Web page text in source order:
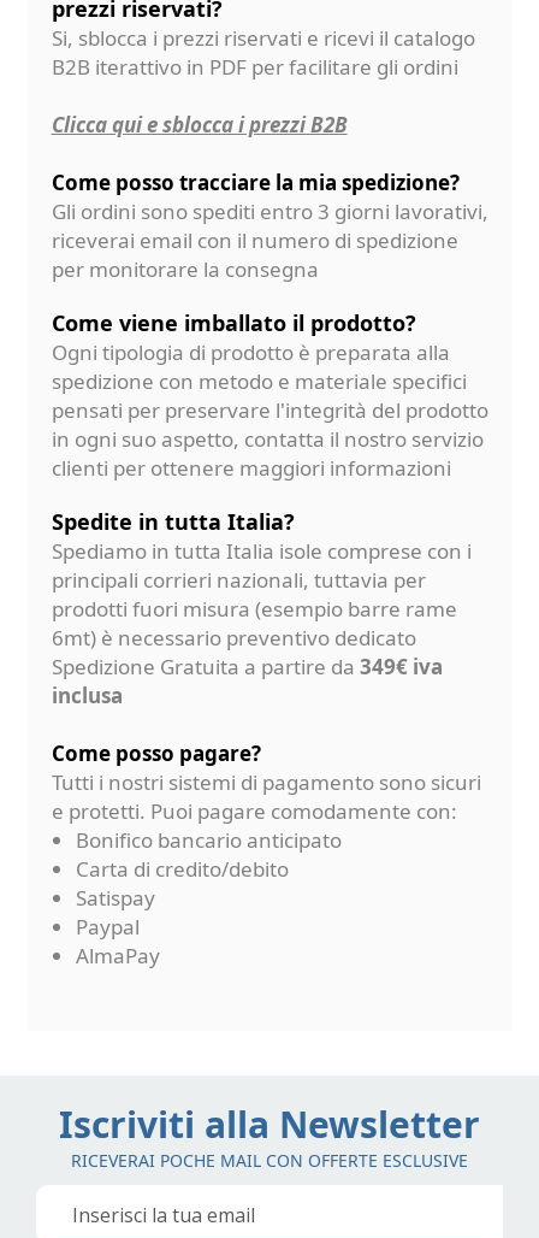
prezzi riservati?
Si, sblocca i prezzi riservati e ricevi il catalogo
B2B iterattivo in PDF per facilitare gli ordini
Clicca qui e sblocca i prezzi B2B
Come posso tracciare la mia spedizione?
Gli ordini sono spediti entro 3 giorni lavorativi,
riceverai email con il numero di spedizione
per monitorare la consegna
Come viene imballato il prodotto?
Ogni tipologia di prodotto è preparata alla
spedizione con metodo e materiale specifici
pensati per preservare l'integrità del prodotto
in ogni suo aspetto, contatta il nostro servizio
clienti per ottenere maggiori informazioni
Spedite in tutta Italia?
Spediamo in tutta Italia isole comprese con i
principali corrieri nazionali, tuttavia per
prodotti fuori misura (esempio barre rame
6mt) è necessario preventivo dedicato
Spedizione Gratuita a partire da 349€ iva
inclusa
Come posso pagare?
Tutti i nostri sistemi di pagamento sono sicuri
e protetti. Puoi pagare comodamente con:
Bonifico bancario anticipato
Carta di credito/debito
Satispay
Paypal
AlmaPay
Iscriviti alla Newsletter
RICEVERAI POCHE MAIL CON OFFERTE ESCLUSIVE
Iscriviti